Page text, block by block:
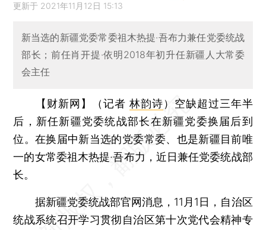
更新于 2021年11月12日 15:13
新当选的新疆党委常委祖木热提·吾布力兼任党委统战
部长；前任肖开提·依明2018年初升任新疆人大常委
会主任
【财新网】（记者 林韵诗） 空缺超过三年半
后，新任新疆党委统战部长在新疆党委换届后到
位。在换届中新当选的党委常委、也是新疆目前唯
一的女常委祖木热提·吾布力，近日兼任党委统战部
长。
据新疆党委统战部官网消息，11月1日，自治区
统战系统召开学习贯彻自治区第十次党代会精神专